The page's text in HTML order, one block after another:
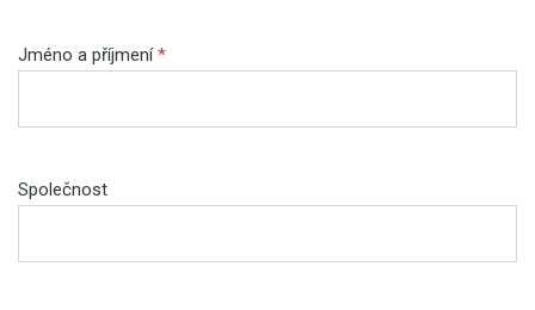
Jméno a příjmení*
Společnost